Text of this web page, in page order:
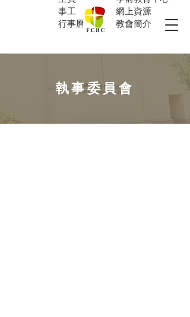
事工
行事曆
網上資源
教會簡介
執事委員會